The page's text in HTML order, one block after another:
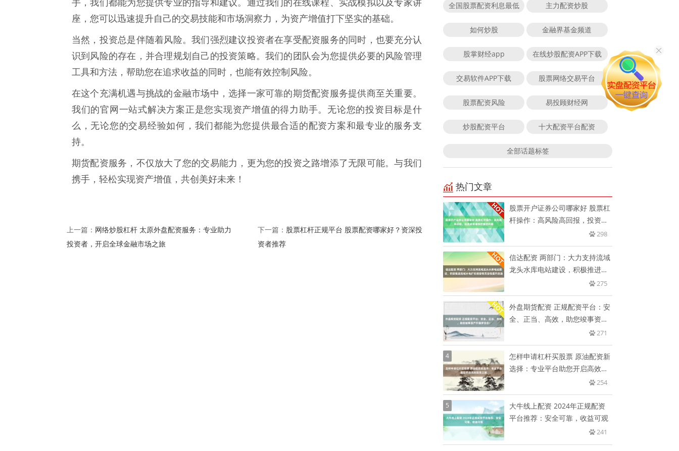
手，我们都能为您提供专业的指导和建议。通过我们的在线课程、实战模拟以及专家讲
座，您可以迅速提升自己的交易技能和市场洞察力，为资产增值打下坚实的基础。
当然，投资总是伴随着风险。我们强烈建议投资者在享受配资服务的同时，也要充分认
识到风险的存在，并合理规划自己的投资策略。我们的团队会为您提供必要的风险管理
工具和方法，帮助您在追求收益的同时，也能有效控制风险。
在这个充满机遇与挑战的金融市场中，选择一家可靠的期货配资服务提供商至关重要。
我们的官网一站式解决方案正是您实现资产增值的得力助手。无论您的投资目标是什
么，无论您的交易经验如何，我们都能为您提供最合适的配资方案和最专业的服务支
持。
期货配资服务，不仅放大了您的交易能力，更为您的投资之路增添了无限可能。与我们
携手，轻松实现资产增值，共创美好未来！
上一篇： 网络炒股杠杆 太原外盘配资服务：专业助力
投资者，开启全球金融市场之旅
下一篇： 股票杠杆正规平台 股票配资哪家好？资深投
资者推荐
全国股票配资利息最低 主力配资炒股
如何炒股 金融界基金频道
股掌财经app 在线炒股配资APP下载
交易软件APP下载 股票网络交易平台
股票配资风险 易投顾财经网
炒股配资平台 十大配资平台配资
全部话题标签
热门文章
股票开户证券公司哪家好 股票杠
杆操作：高风险高回报，投资者
298
信达配资 两部门：大力支持流域
龙头水库电站建设，积极推进流
275
外盘期货配资 正规配资平台：安
全、正当、高效，助您竣事资产
271
4
怎样申请杠杆买股票 原油配资新
选择：专业平台助您开启高效投
254
5
大牛线上配资 2024年正规配资
平台推荐：安全可靠，收益可观
241